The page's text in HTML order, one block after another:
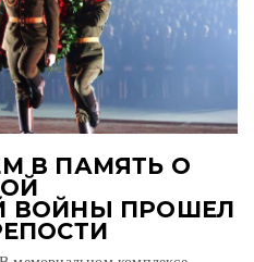
В ПАМЯТЬ О
ВОЙНЫ ПРОШЕЛ